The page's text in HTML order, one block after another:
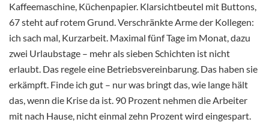
Kaffeemaschine, Küchenpapier. Klarsichtbeutel mit Buttons,
67 steht auf rotem Grund. Verschränkte Arme der Kollegen:
ich sach mal, Kurzarbeit. Maximal fünf Tage im Monat, dazu
zwei Urlaubstage – mehr als sieben Schichten ist nicht
erlaubt. Das regele eine Betriebsvereinbarung. Das haben sie
erkämpft. Finde ich gut – nur was bringt das, wie lange hält
das, wenn die Krise da ist. 90 Prozent nehmen die Arbeiter
mit nach Hause, nicht einmal zehn Prozent wird eingespart.